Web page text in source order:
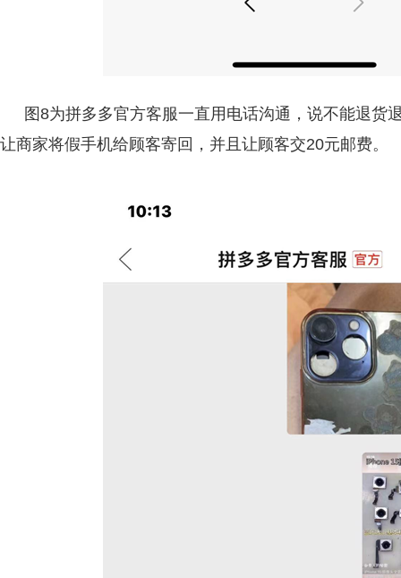
图8为拼多多官方客服一直用电话沟通，说不能退货
让商家将假手机给顾客寄回，并且让顾客交20元邮费。